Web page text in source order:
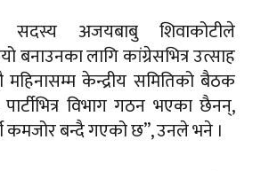
सदस्य अजयबाबु शिवाकोटीले
बनाउनका लागि कांग्रेसभित्र उत्साह
महिनासम्म केन्द्रीय समितिको बैठक
विभाग गठन भएका छैनन्,
कमजोर बन्दै गएको छ”, उनले भने ।